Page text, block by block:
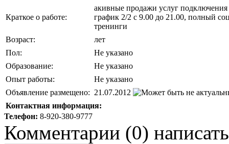
Краткое о работе:
акивные продажи услуг
график 2/2 с 9.00 до 21.00, полный
тренинги
Возраст:
лет
Пол:
Не указано
Образование:
Не указано
Опыт работы:
Не указано
Объявление размещено: 21.07.2012
Контактная информация:
Телефон: 8-920-380-9777
Комментарии (0) написать